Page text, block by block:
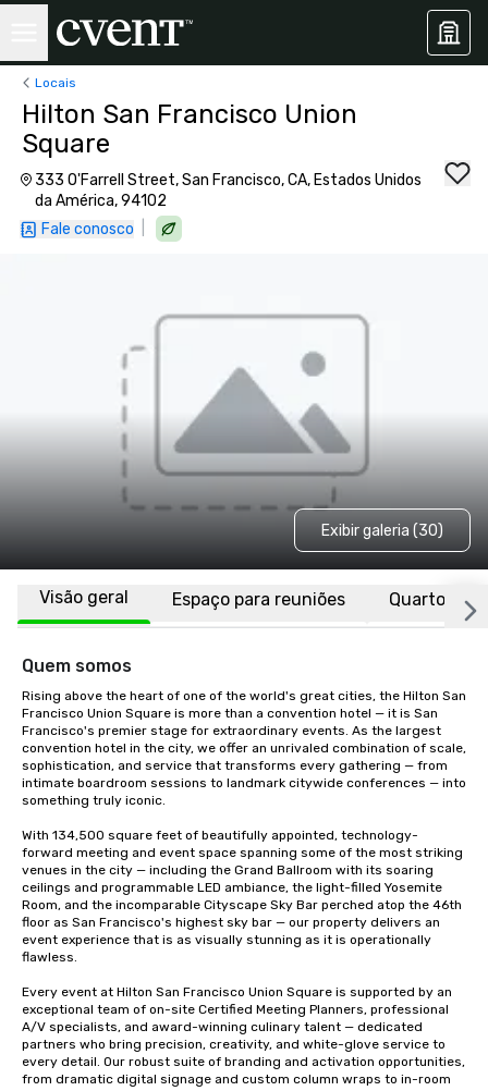
Locais
Hilton San Francisco Union
Square
333 O'Farrell Street, San Francisco, CA, Estados Unidos
da América, 94102
Fale conosco
Exibir galeria (30)
Visão geral Espaço para reuniões Quartos
Quem somos
Rising above the heart of one of the world's great cities, the Hilton San
Francisco Union Square is more than a convention hotel — it is San
Francisco's premier stage for extraordinary events. As the largest
convention hotel in the city, we offer an unrivaled combination of scale,
sophistication, and service that transforms every gathering — from
intimate boardroom sessions to landmark citywide conferences — into
something truly iconic.
With 134,500 square feet of beautifully appointed, technology-
forward meeting and event space spanning some of the most striking
venues in the city — including the Grand Ballroom with its soaring
ceilings and programmable LED ambiance, the light-filled Yosemite
Room, and the incomparable Cityscape Sky Bar perched atop the 46th
floor as San Francisco's highest sky bar — our property delivers an
event experience that is as visually stunning as it is operationally
flawless.
Every event at Hilton San Francisco Union Square is supported by an
exceptional team of on-site Certified Meeting Planners, professional
A/V specialists, and award-winning culinary talent — dedicated
partners who bring precision, creativity, and white-glove service to
every detail. Our robust suite of branding and activation opportunities,
from dramatic digital signage and custom column wraps to in-room